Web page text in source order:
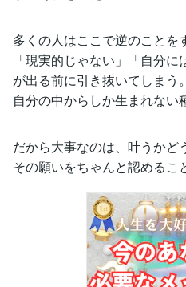
多くの人はここで逆のことを
「現実的じゃない」「自分
が出る前に引き抜いてしまう
自分の中からしか生まれない
だから大事なのは、叶うかど
その願いをちゃんと認めるこ